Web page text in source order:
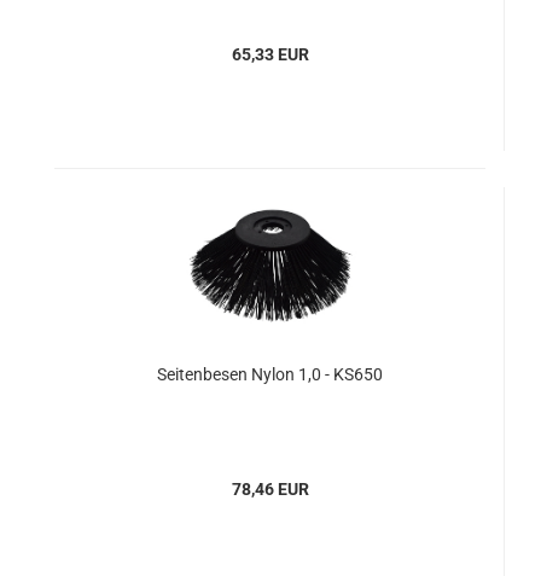
65,33 EUR
Seitenbesen Nylon 1,0 - KS650
78,46 EUR